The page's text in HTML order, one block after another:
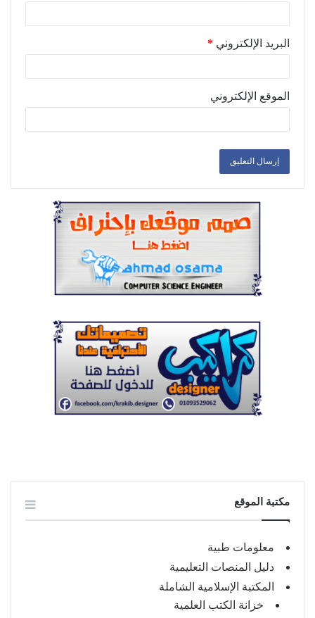
البريد الإلكتروني *
الموقع الإلكتروني
مكتبة الموقع
معلومات طبية
دليل المنصات التعليمية
المكتبة الإسلامية الشاملة
خزانة الكتب العلمية